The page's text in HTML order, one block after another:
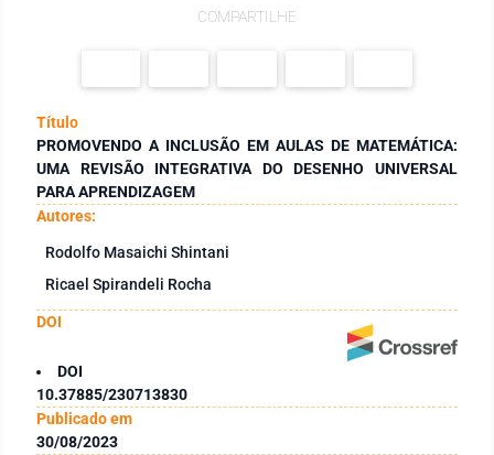
COMPARTILHE
Título
PROMOVENDO A INCLUSÃO EM AULAS DE MATEMÁTICA:
UMA REVISÃO INTEGRATIVA DO DESENHO UNIVERSAL
PARA APRENDIZAGEM
Autores:
Rodolfo Masaichi Shintani
Ricael Spirandeli Rocha
DOI
DOI
10.37885/230713830
Publicado em
30/08/2023